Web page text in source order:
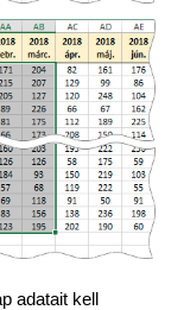
adatait kell